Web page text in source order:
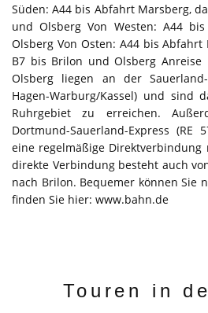
Süden: A44 bis Abfahrt Marsberg,
und Olsberg Von Westen: A44
Olsberg Von Osten: A44 bis
B7 bis Brilon und Olsberg
Olsberg liegen an der
Hagen-Warburg/Kassel) und sind
Ruhrgebiet zu erreichen.
Dortmund-Sauerland-Express (RE
eine regelmäßige Direktverbindung
direkte Verbindung besteht auch
nach Brilon. Bequemer können Sie
finden Sie hier: www.bahn.de
Touren in